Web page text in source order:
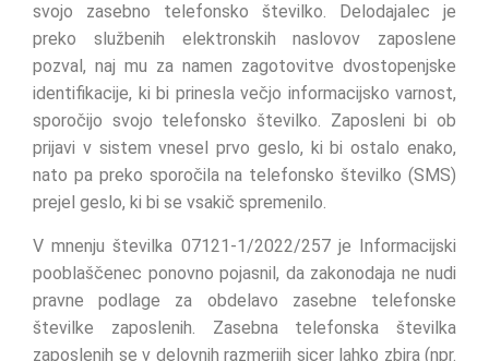
svojo zasebno telefonsko številko. Delodajalec je
preko službenih elektronskih naslovov zaposlene
pozval, naj mu za namen zagotovitve dvostopenjske
identifikacije, ki bi prinesla večjo informacijsko varnost,
sporočijo svojo telefonsko številko. Zaposleni bi ob
prijavi v sistem vnesel prvo geslo, ki bi ostalo enako,
nato pa preko sporočila na telefonsko številko (SMS)
prejel geslo, ki bi se vsakič spremenilo.
V mnenju številka 07121-1/2022/257 je Informacijski
pooblaščenec ponovno pojasnil, da zakonodaja ne nudi
pravne podlage za obdelavo zasebne telefonske
številke zaposlenih. Zasebna telefonska številka
zaposlenih se v delovnih razmerjih sicer lahko zbira (npr.